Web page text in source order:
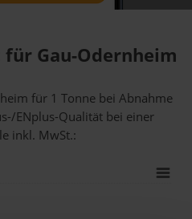
Gau-Odernheim
für 1 Tonne bei Abnahme
ENplus-Qualität bei einer
inkl. MwSt.: